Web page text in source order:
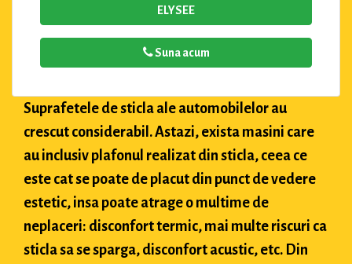
ELYSEE
Suna acum
Suprafetele de sticla ale automobilelor au
crescut considerabil. Astazi, exista masini care
au inclusiv plafonul realizat din sticla, ceea ce
este cat se poate de placut din punct de vedere
estetic, insa poate atrage o multime de
neplaceri: disconfort termic, mai multe riscuri ca
sticla sa se sparga, disconfort acustic, etc. Din